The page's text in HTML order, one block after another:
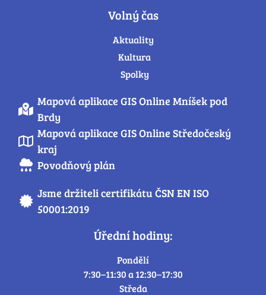
Volný čas
Aktuality
Kultura
Spolky
Mapová aplikace GIS Online Mníšek pod
Brdy
Mapová aplikace GIS Online Středočeský
kraj
Povodňový plán
Jsme držiteli certifikátu ČSN EN ISO
50001:2019
Úřední hodiny:
Pondělí
7:30–11:30 a 12:30–17:30
Středa